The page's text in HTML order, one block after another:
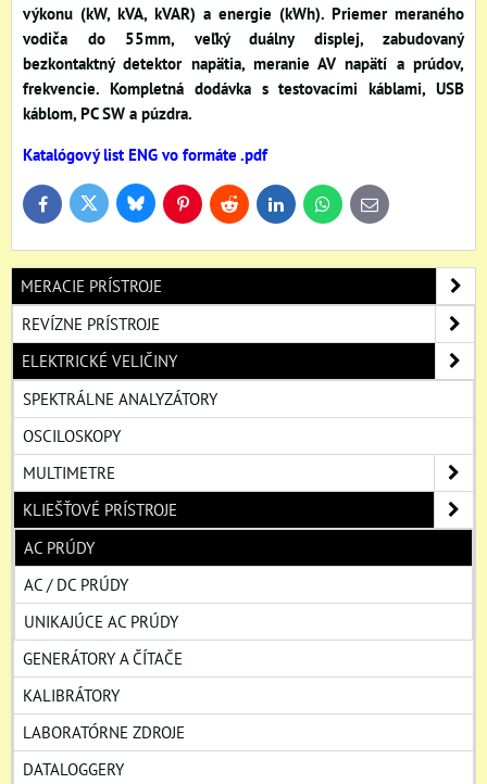
výkonu (kW, kVA, kVAR) a energie (kWh). Priemer meraného
vodiča do 55mm, veľký duálny displej, zabudovaný
bezkontaktný detektor napätia, meranie AV napätí a prúdov,
frekvencie. Kompletná dodávka s testovacími káblami, USB
káblom, PC SW a púzdra.
Katalógový list ENG vo formáte .pdf
FacebookTwitter BlueskyPinterestReddit LinkedInWhatsApp
E-
mail
MERACIE PRÍSTROJE
REVÍZNE PRÍSTROJE
ELEKTRICKÉ VELIČINY
SPEKTRÁLNE ANALYZÁTORY
OSCILOSKOPY
MULTIMETRE
KLIEŠŤOVÉ PRÍSTROJE
AC PRÚDY
AC / DC PRÚDY
UNIKAJÚCE AC PRÚDY
GENERÁTORY A ČÍTAČE
KALIBRÁTORY
LABORATÓRNE ZDROJE
DATALOGGERY